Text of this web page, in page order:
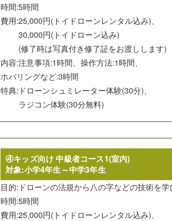
時間:5時間
費用:25,000円(トイドローンレンタル込み)、
30,000円(トイドローン込み)
(修了時は写真付き修了証をお渡しします)
内容:注意事項:1時間、操作方法:1時間、
ホバリングなど:3時間
特典: ドローンシュミレーター体験(30分)、
ラジコン体験(30分無料)
④キッズ向け 中級者コース1(室内)
対象:小学4年生～中学3年生
目的: ドローンの法規から八の字などの技術を学
時間:5時間
費用:25,000円(トイドローンレンタル込み)、